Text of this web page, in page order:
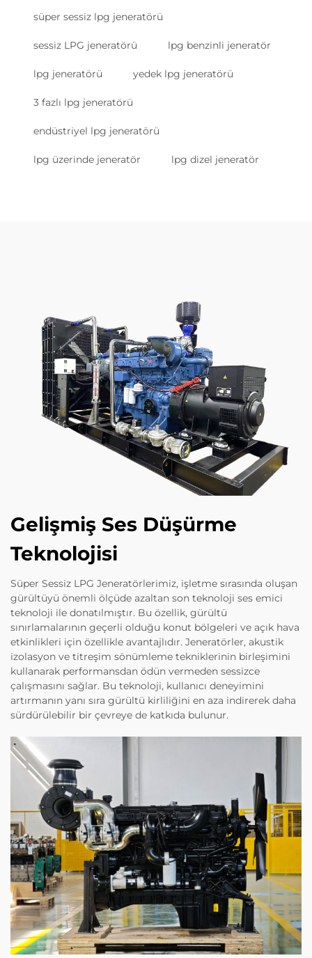
süper sessiz lpg jeneratörü
sessiz LPG jeneratörü lpg benzinli jeneratör
lpg jeneratörü yedek lpg jeneratörü
3 fazlı lpg jeneratörü
endüstriyel lpg jeneratörü
lpg üzerinde jeneratör lpg dizel jeneratör
Gelişmiş Ses Düşürme
Teknolojisi
Süper Sessiz LPG Jeneratörlerimiz, işletme sırasında oluşan
gürültüyü önemli ölçüde azaltan son teknoloji ses emici
teknoloji ile donatılmıştır. Bu özellik, gürültü
sınırlamalarının geçerli olduğu konut bölgeleri ve açık hava
etkinlikleri için özellikle avantajlıdır. Jeneratörler, akustik
izolasyon ve titreşim sönümleme tekniklerinin birleşimini
kullanarak performansdan ödün vermeden sessizce
çalışmasını sağlar. Bu teknoloji, kullanıcı deneyimini
artırmanın yanı sıra gürültü kirliliğini en aza indirerek daha
sürdürülebilir bir çevreye de katkıda bulunur.